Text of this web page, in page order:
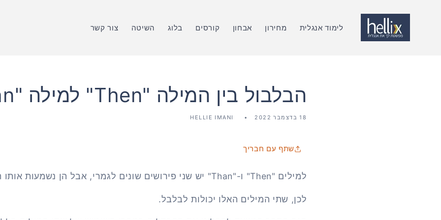
לתוכן
לימוד אנגלית מחירון אבחון קורסים בלוג השיטה צור קשר
הבלבול בין המילה "Then" למילה "Than"
18 בדצמבר 2022 HELLIE IMANI
שתף עם חבריך
למילים "Then" ו-"Than" יש שני פירושים שונים לגמרי, אבל הן נשמעות אותו הדבר.
לכן, שתי המילים האלו יכולות לבלבל.